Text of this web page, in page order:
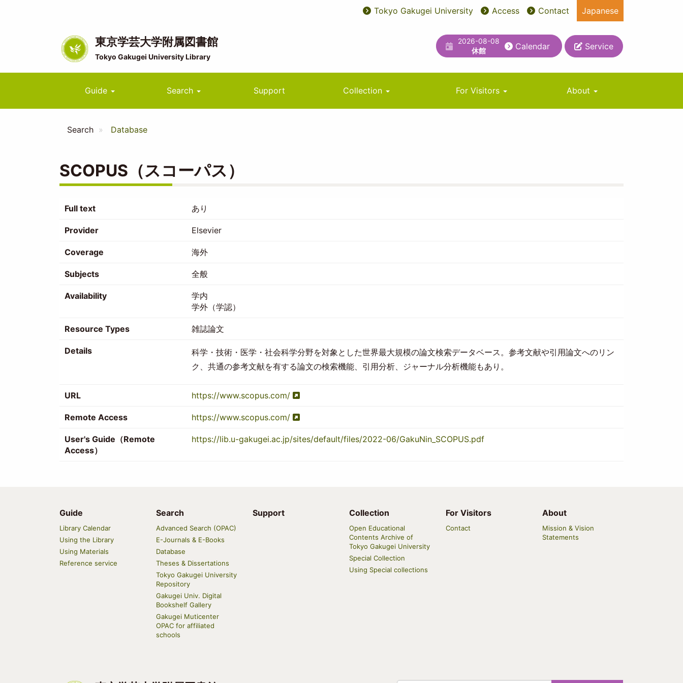
User
ユ
ィ
リ
テ
Tokyo Gakugei University Access Contact Japanese
東京学芸大学附属図書館
Tokyo Gakugei University Library
2026-08-08
休館
Calendar Service
Main
navigation
Guide Search Support Collection For Visitors About
Search Database
SCOPUS（スコーパス）
Full text あり
Provider Elsevier
Coverage 海外
Subjects 全般
Availability
学内
学外（学認）
Resource Types 雑誌論文
Details
科学・技術・医学・社会科学分野を対象とした世界最大規模の論文検索データベース。参考文献や引用論文へのリン
ク、共通の参考文献を有する論文の検索機能、引用分析、ジャーナル分析機能もあり。
URL https://www.scopus.com/
Remote Access https://www.scopus.com/
User's Guide（Remote
Access）
https://lib.u-gakugei.ac.jp/sites/default/files/2022-06/GakuNin_SCOPUS.pdf
Main
navigation
Guide
Library Calendar
Using the Library
Using Materials
Reference service
Search
Advanced Search (OPAC)
E-Journals & E-Books
Database
Theses & Dissertations
Tokyo Gakugei University
Repository
Gakugei Univ. Digital
Bookshelf Gallery
Gakugei Muticenter
OPAC for affiliated
schools
Support Collection
Open Educational
Contents Archive of
Tokyo Gakugei University
Special Collection
Using Special collections
For Visitors
Contact
About
Mission & Vision
Statements